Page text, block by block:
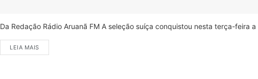
Da Redação Rádio Aruanã FM A seleção suíça conquistou nesta terça-feira
LEIA MAIS